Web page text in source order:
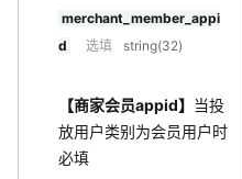
merchant_member_appi
d
选填 string(32)
【商家会员appid】 当投
放用户类别为会员用户时
必填